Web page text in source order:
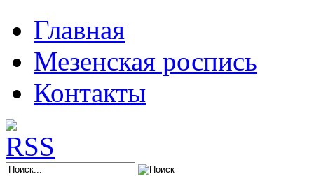
Главная
Мезенская роспись
Контакты